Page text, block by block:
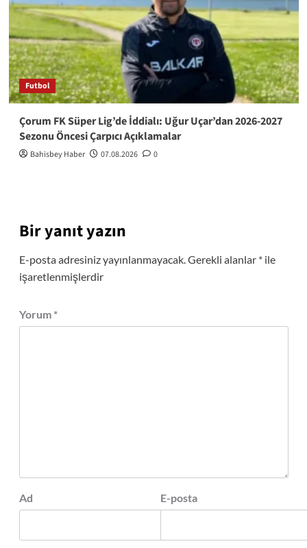
Futbol
Çorum FK Süper Lig’de İddialı: Uğur Uçar’dan 2026-2027
Sezonu Öncesi Çarpıcı Açıklamalar
Bahisbey Haber 07.08.2026 0
Bir yanıt yazın
E-posta adresiniz yayınlanmayacak.Gerekli alanlar *ile
işaretlenmişlerdir
Yorum *
Ad E-posta